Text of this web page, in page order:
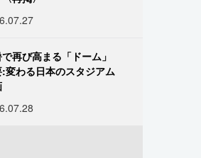
再び高まる「ドーム」
:変わる日本のスタジアム